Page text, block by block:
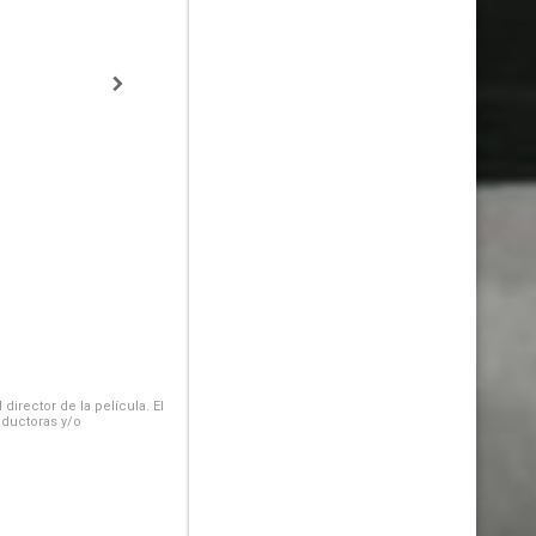
de la película. El
y/o